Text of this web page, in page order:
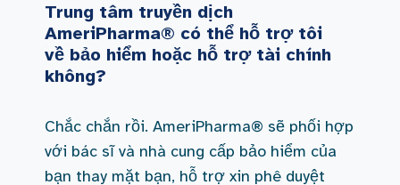
Trung tâm truyền dịch
AmeriPharma® có thể hỗ trợ tôi
về bảo hiểm hoặc hỗ trợ tài chính
không?
Chắc chắn rồi. AmeriPharma® sẽ phối hợp
với bác sĩ và nhà cung cấp bảo hiểm của
bạn thay mặt bạn, hỗ trợ xin phê duyệt